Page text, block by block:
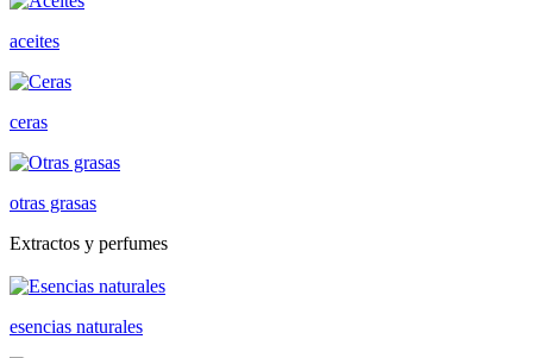
aceites
ceras
otras grasas
Extractos y perfumes
esencias naturales